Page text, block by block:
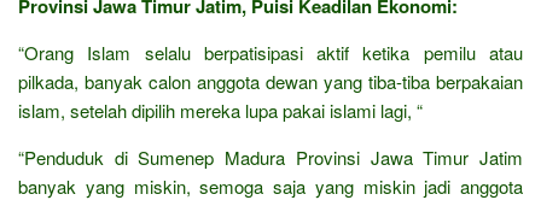
Provinsi Jawa Timur Jatim, Puisi Keadilan Ekonomi:
“Orang Islam selalu berpatisipasi aktif ketika pemilu atau
pilkada, banyak calon anggota dewan yang tiba-tiba berpakaian
islam, setelah dipilih mereka lupa pakai islami lagi, “
“Penduduk di Sumenep Madura Provinsi Jawa Timur Jatim
banyak yang miskin, semoga saja yang miskin jadi anggota